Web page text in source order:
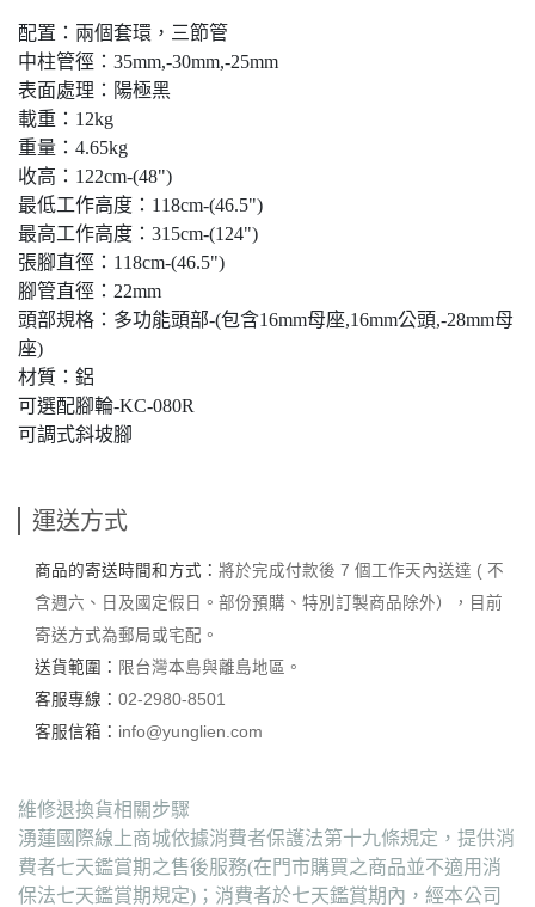
配置：兩個套環，三節管
中柱管徑：35mm,-30mm,-25mm
表面處理：陽極黑
載重：12kg
重量：4.65kg
收高：122cm-(48")
最低工作高度：118cm-(46.5")
最高工作高度：315cm-(124")
張腳直徑：118cm-(46.5")
腳管直徑：22mm
頭部規格：多功能頭部-(包含16mm母座,16mm公頭,-28mm母
座)
材質：鋁
可選配腳輪-KC-080R
可調式斜坡腳
運送方式
商品的寄送時間和方式： 將於完成付款後 7 個工作天內送達 ( 不
含週六、日及國定假日。部份預購、特別訂製商品除外），目前
寄送方式為郵局或宅配。
送貨範圍： 限台灣本島與離島地區。
客服專線： 02-2980-8501
客服信箱： info@yunglien.com
維修退換貨相關步驟
湧蓮國際線上商城依據消費者保護法第十九條規定，提供消
費者七天鑑賞期之售後服務(在門市購買之商品並不適用消
保法七天鑑賞期規定)；消費者於七天鑑賞期內，經本公司